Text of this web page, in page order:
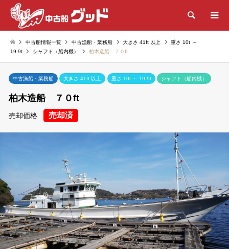
検索
中古船情報一覧 中古漁船・業務船 大きさ 41ft 以上
重さ 10t ～
19.9t
シャフト（船内機） 柏木造船 ７０ft
中古漁船・業務船 大きさ 41ft 以上 重さ 10t ～ 19.9t シャフト（船内機）
柏木造船 ７０ft
売却価格 売却済